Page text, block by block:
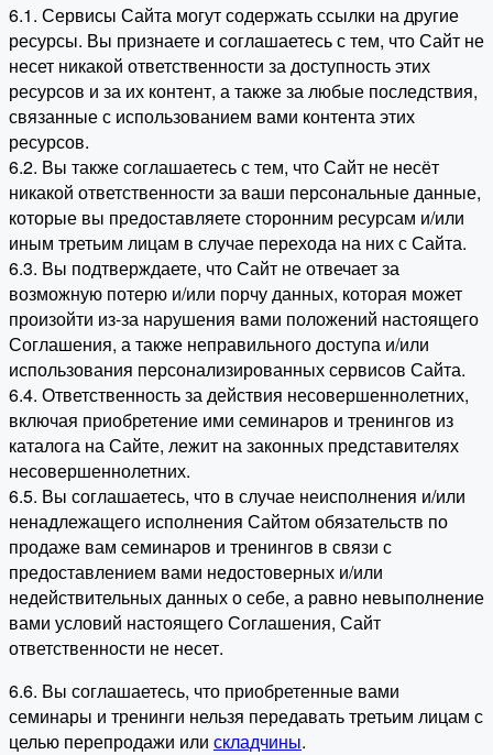
6.1. Сервисы Сайта могут содержать ссылки на другие
ресурсы. Вы признаете и соглашаетесь с тем, что Сайт не
несет никакой ответственности за доступность этих
ресурсов и за их контент, а также за любые последствия,
связанные с использованием вами контента этих
ресурсов.
6.2. Вы также соглашаетесь с тем, что Сайт не несёт
никакой ответственности за ваши персональные данные,
которые вы предоставляете сторонним ресурсам и/или
иным третьим лицам в случае перехода на них с Сайта.
6.3. Вы подтверждаете, что Сайт не отвечает за
возможную потерю и/или порчу данных, которая может
произойти из-за нарушения вами положений настоящего
Соглашения, а также неправильного доступа и/или
использования персонализированных сервисов Сайта.
6.4. Ответственность за действия несовершеннолетних,
включая приобретение ими семинаров и тренингов из
каталога на Сайте, лежит на законных представителях
несовершеннолетних.
6.5. Вы соглашаетесь, что в случае неисполнения и/или
ненадлежащего исполнения Сайтом обязательств по
продаже вам семинаров и тренингов в связи с
предоставлением вами недостоверных и/или
недействительных данных о себе, а равно невыполнение
вами условий настоящего Соглашения, Сайт
ответственности не несет.
6.6. Вы соглашаетесь, что приобретенные вами
семинары и тренинги нельзя передавать третьим лицам с
целью перепродажи или складчины.